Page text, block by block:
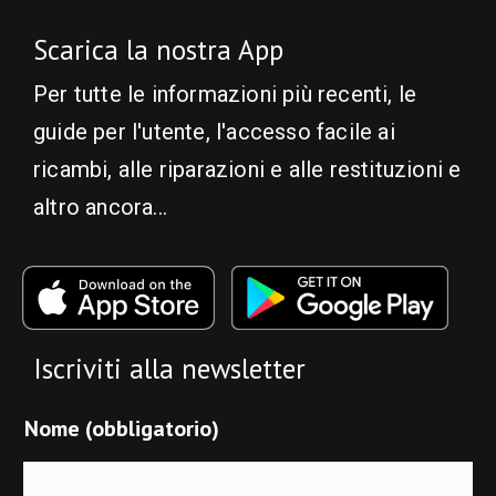
Scarica la nostra App
Per tutte le informazioni più recenti, le
guide per l'utente, l'accesso facile ai
ricambi, alle riparazioni e alle restituzioni e
altro ancora...
Iscriviti alla newsletter
Nome (obbligatorio)